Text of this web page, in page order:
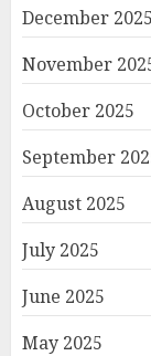
December 2025
November
October 2025
September
August 2025
July 2025
June 2025
May 2025